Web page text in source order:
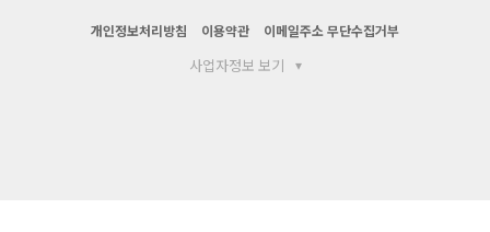
개인정보처리방침 이용약관 이메일주소 무단수집거부
사업자정보 보기 ▾